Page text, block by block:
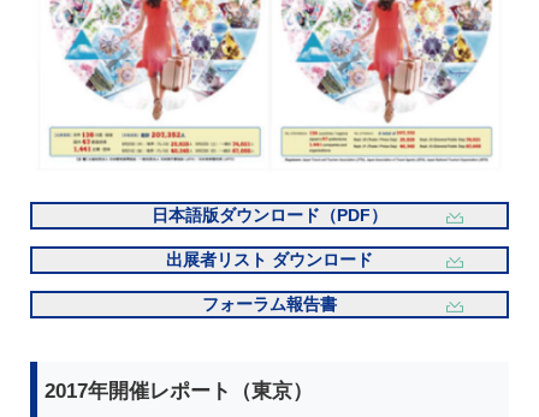
日本語版ダウンロード（PDF）
出展者リスト ダウンロード
フォーラム報告書
2017年開催レポート（東京）